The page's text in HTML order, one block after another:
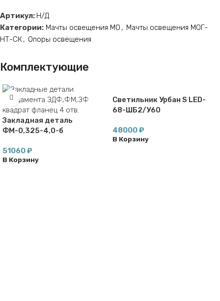
Артикул: Н/Д
Категории: Мачты освещения МО , Мачты освещения МОГ-
НТ-СК , Опоры освещения
Комплектующие
Закладная деталь
ФМ-0,325-4,0-б
51060₽
В Корзину
Светильник Урбан S LED-
68-ШБ2/У60
48000₽
В Корзину